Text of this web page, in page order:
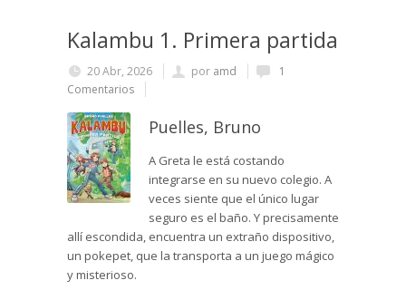
Kalambu 1. Primera partida
20 Abr, 2026 por amd
1
Comentarios
Puelles, Bruno
A Greta le está costando
integrarse en su nuevo colegio. A
veces siente que el único lugar
seguro es el baño. Y precisamente
allí escondida, encuentra un extraño dispositivo,
un pokepet, que la transporta a un juego mágico
y misterioso.